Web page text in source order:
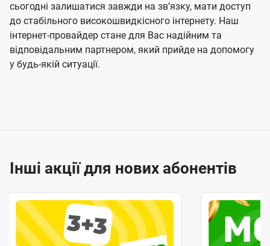
сьогодні залишатися завжди на звʼязку, мати доступ
до стабільного високошвидкісного інтернету. Наш
інтернет-провайдер стане для Вас надійним та
відповідальним партнером, який прийде на допомогу
у будь-якій ситуації.
Інші акції для нових абонентів